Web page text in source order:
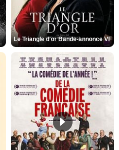
Le Triangle d'or Bande-annonce VF